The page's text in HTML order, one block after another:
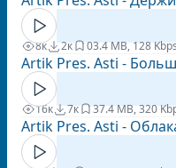
8к 2к 03.4 MB, 128
Artik Pres. Asti -
16к 7к 37.4 MB, 320
Artik Pres. Asti -